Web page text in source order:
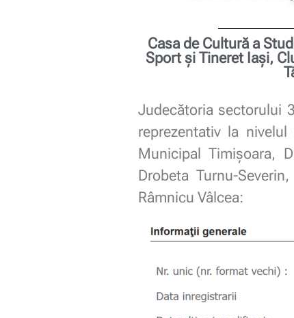
Casa de Cultură a
Sport şi Tineret Iaşi,
Judecătoria sectorului
reprezentativ la
Municipal Timişoara,
Drobeta Turnu-
Râmnicu Vâlcea: